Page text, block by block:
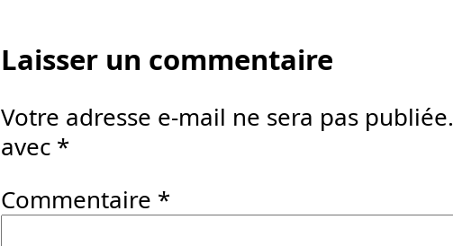
Laisser un commentaire
Votre adresse e-mail ne sera pas publiée.
avec *
Commentaire *